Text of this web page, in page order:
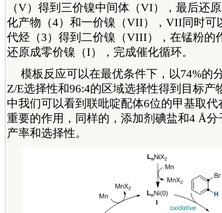
（V）得到三价镍中间体（VI），最后还
化产物（4）和一价镍（VII），VII同时可
代烃（3）得到二价镍（VIII），在锰粉的
还原成零价镍（I），完成催化循环。
模板反应可以在最优条件下，以74%的
Z/E选择性和96:4的区域选择性得到目标产
中我们可以看到联吡啶配体6位的甲基取
重要的作用，同样的，添加剂碘盐和4 Å
产率和选择性。